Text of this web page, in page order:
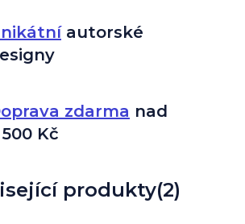
autorské
zdarma nad
Kč
produkty(2)